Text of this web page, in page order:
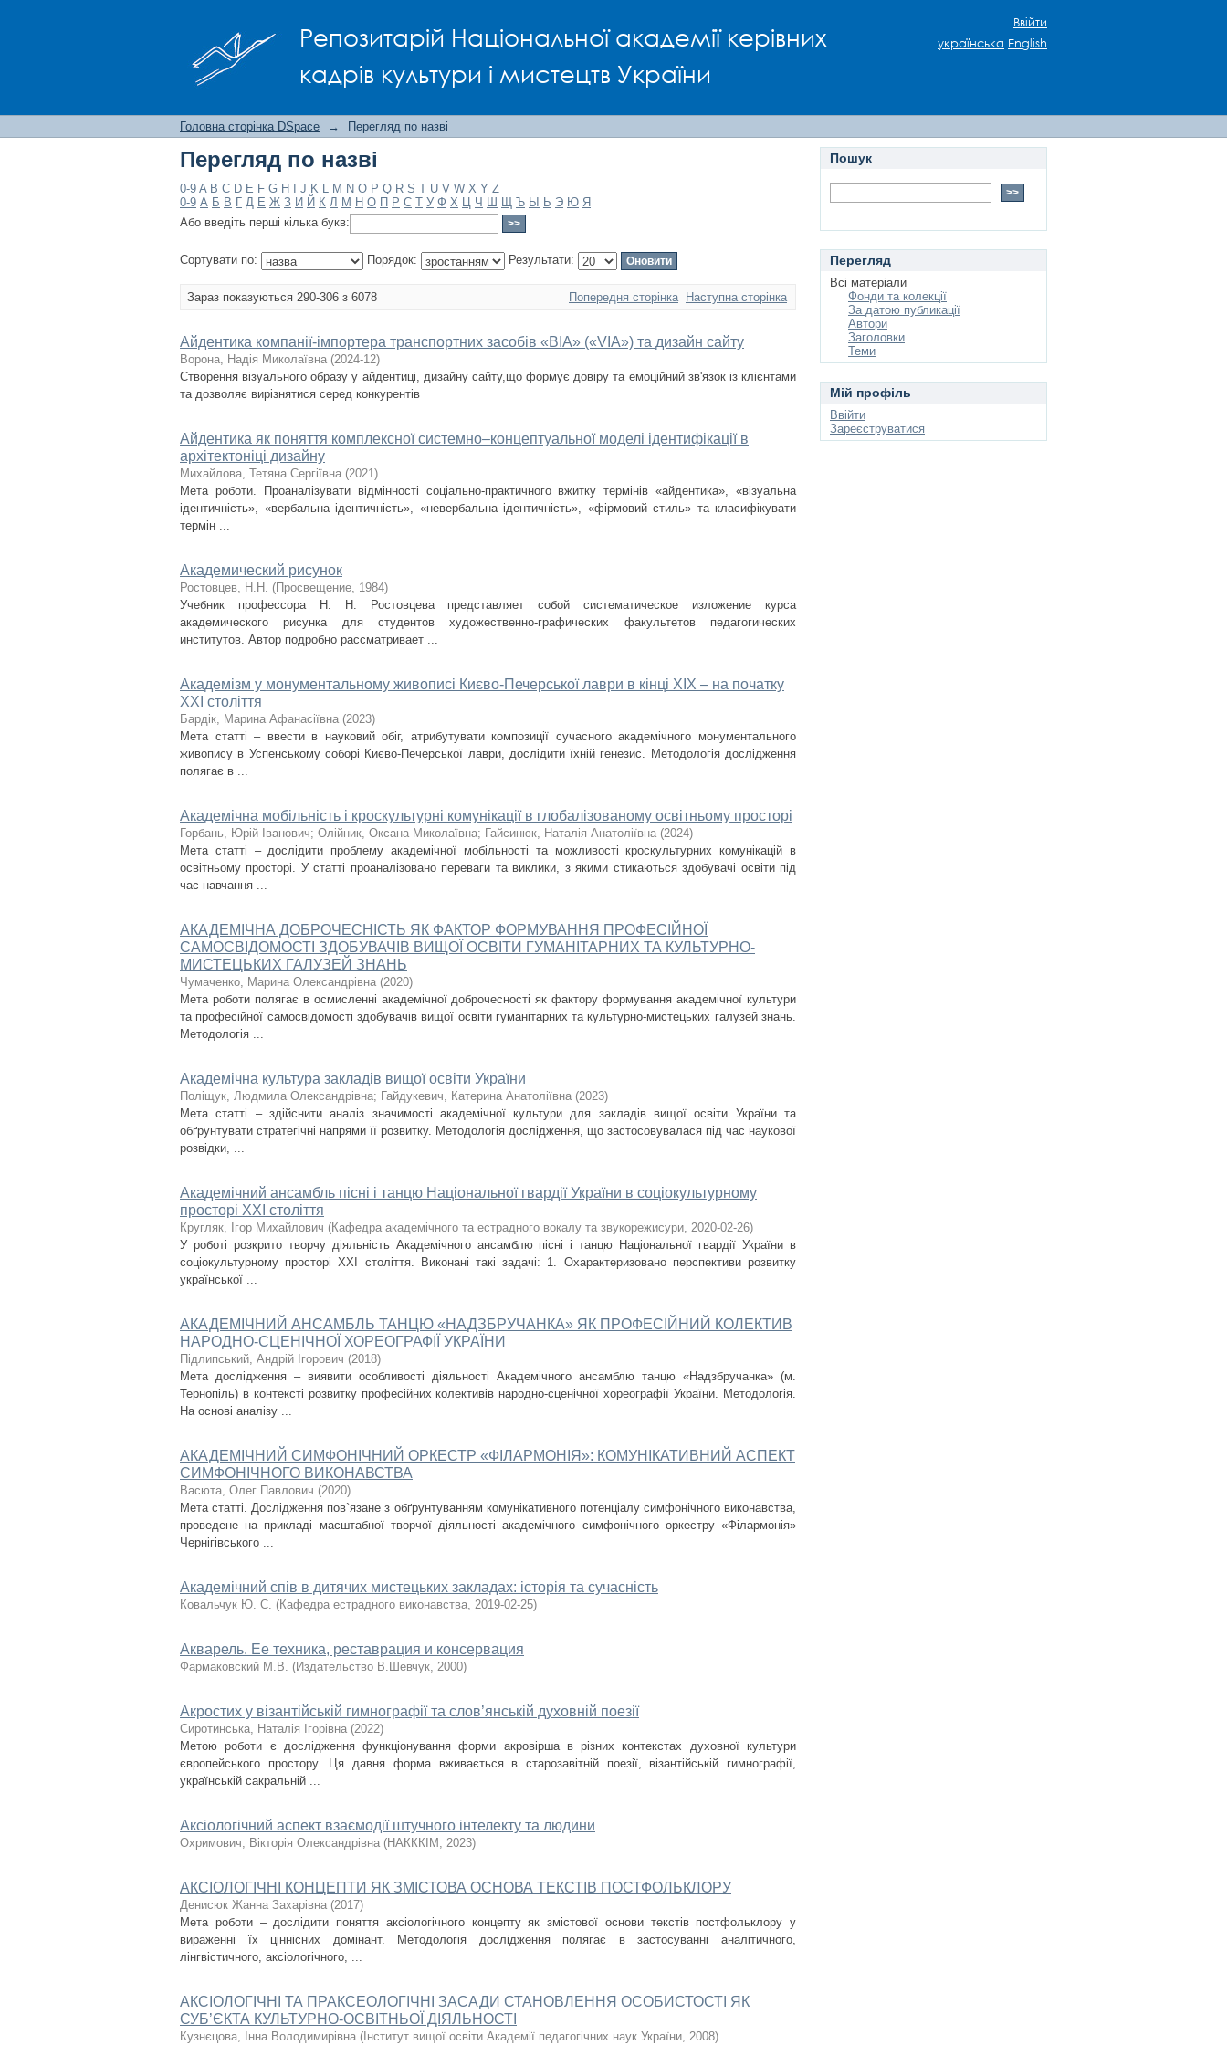
Репозитарій Національної академії керівних
кадрів культури і мистецтв України
Ввійти
українська English
Головна сторінка DSpace → Перегляд по назві
Перегляд по назві
0-9 A B C D E F G H J K L M N O P Q R S T U V W X Y Z
0-9 А Б В Г Д Е Ж З И Й К Л М Н О П Р С Т У Ф Х Ц Ч Ш Щ Ъ Ы Ь Э Ю Я
Або введіть перші кілька букв:
Сортувати по: Порядок: Результати:
Зараз показуються 290-306 з 6078 Попередня сторінка Наступна сторінка
Айдентика компанії-імпортера транспортних засобів «ВІА» («VIA») та дизайн сайту
Ворона, Надія Миколаївна (2024-12)
Створення візуального образу у айдентиці, дизайну сайту,що формує довіру та емоційний зв'язок із клієнтами
та дозволяє вирізнятися серед конкурентів
Айдентика як поняття комплексної системно–концептуальної моделі ідентифікації в
архітектоніці дизайну
Михайлова, Тетяна Сергіївна (2021)
Мета роботи. Проаналізувати відмінності соціально-практичного вжитку термінів «айдентика», «візуальна
ідентичність», «вербальна ідентичність», «невербальна ідентичність», «фірмовий стиль» та класифікувати
термін ...
Академический рисунок
Ростовцев, Н.Н. (Просвещение, 1984)
Учебник профессора Н. Н. Ростовцева представляет собой систематическое изложение курса
академического рисунка для студентов художественно-графических факультетов педагогических
институтов. Автор подробно рассматривает ...
Академізм у монументальному живописі Києво-Печерської лаври в кінці ХІХ – на початку
ХХІ століття
Бардік, Марина Афанасіївна (2023)
Мета статті – ввести в науковий обіг, атрибутувати композиції сучасного академічного монументального
живопису в Успенському соборі Києво-Печерської лаври, дослідити їхній генезис. Методологія дослідження
полягає в ...
Академічна мобільність і кроскультурні комунікації в глобалізованому освітньому просторі
Горбань, Юрій Іванович; Олійник, Оксана Миколаївна; Гайсинюк, Наталія Анатоліївна (2024)
Мета статті – дослідити проблему академічної мобільності та можливості кроскультурних комунікацій в
освітньому просторі. У статті проаналізовано переваги та виклики, з якими стикаються здобувачі освіти під
час навчання ...
АКАДЕМІЧНА ДОБРОЧЕСНІСТЬ ЯК ФАКТОР ФОРМУВАННЯ ПРОФЕСІЙНОЇ
САМОСВІДОМОСТІ ЗДОБУВАЧІВ ВИЩОЇ ОСВІТИ ГУМАНІТАРНИХ ТА КУЛЬТУРНО-
МИСТЕЦЬКИХ ГАЛУЗЕЙ ЗНАНЬ
Чумаченко, Марина Олександрівна (2020)
Мета роботи полягає в осмисленні академічної доброчесності як фактору формування академічної культури
та професійної самосвідомості здобувачів вищої освіти гуманітарних та культурно-мистецьких галузей знань.
Методологія ...
Академічна культура закладів вищої освіти України
Поліщук, Людмила Олександрівна; Гайдукевич, Катерина Анатоліївна (2023)
Мета статті – здійснити аналіз значимості академічної культури для закладів вищої освіти України та
обґрунтувати стратегічні напрями її розвитку. Методологія дослідження, що застосовувалася під час наукової
розвідки, ...
Академічний ансамбль пісні і танцю Національної гвардії України в соціокультурному
просторі ХХІ століття
Кругляк, Ігор Михайлович (Кафедра академічного та естрадного вокалу та звукорежисури, 2020-02-26)
У роботі розкрито творчу діяльність Академічного ансамблю пісні і танцю Національної гвардії України в
соціокультурному просторі ХХІ століття. Виконані такі задачі: 1. Охарактеризовано перспективи розвитку
української ...
АКАДЕМІЧНИЙ АНСАМБЛЬ ТАНЦЮ «НАДЗБРУЧАНКА» ЯК ПРОФЕСІЙНИЙ КОЛЕКТИВ
НАРОДНО-СЦЕНІЧНОЇ ХОРЕОГРАФІЇ УКРАЇНИ
Підлипський, Андрій Ігорович (2018)
Мета дослідження – виявити особливості діяльності Академічного ансамблю танцю «Надзбручанка» (м.
Тернопіль) в контексті розвитку професійних колективів народно-сценічної хореографії України. Методологія.
На основі аналізу ...
АКАДЕМІЧНИЙ СИМФОНІЧНИЙ ОРКЕСТР «ФІЛАРМОНІЯ»: КОМУНІКАТИВНИЙ АСПЕКТ
СИМФОНІЧНОГО ВИКОНАВСТВА
Васюта, Олег Павлович (2020)
Мета статті. Дослідження пов`язане з обґрунтуванням комунікативного потенціалу симфонічного виконавства,
проведене на прикладі масштабної творчої діяльності академічного симфонічного оркестру «Філармонія»
Чернігівського ...
Академічний спів в дитячих мистецьких закладах: історія та сучасність
Ковальчук Ю. С. (Кафедра естрадного виконавства, 2019-02-25)
Акварель. Ее техника, реставрация и консервация
Фармаковский М.В. (Издательство В.Шевчук, 2000)
Акростих у візантійській гимнографії та слов’янській духовній поезії
Сиротинська, Наталія Ігорівна (2022)
Метою роботи є дослідження функціонування форми акровірша в різних контекстах духовної культури
європейського простору. Ця давня форма вживається в старозавітній поезії, візантійській гимнографії,
українській сакральній ...
Аксіологічний аспект взаємодії штучного інтелекту та людини
Охримович, Вікторія Олександрівна (НАКККІМ , 2023)
АКСІОЛОГІЧНІ КОНЦЕПТИ ЯК ЗМІСТОВА ОСНОВА ТЕКСТІВ ПОСТФОЛЬКЛОРУ
Денисюк Жанна Захарівна (2017)
Мета роботи – дослідити поняття аксіологічного концепту як змістової основи текстів постфольклору у
вираженні їх ціннісних домінант. Методологія дослідження полягає в застосуванні аналітичного,
лінгвістичного, аксіологічного, ...
АКСІОЛОГІЧНІ ТА ПРАКСЕОЛОГІЧНІ ЗАСАДИ СТАНОВЛЕННЯ ОСОБИСТОСТІ ЯК
СУБ’ЄКТА КУЛЬТУРНО-ОСВІТНЬОЇ ДІЯЛЬНОСТІ
Кузнєцова, Інна Володимирівна ( Інститут вищої освіти Академії педагогічних наук України, 2008)
Пошук
Перегляд
Всі матеріали
Фонди та колекції
За датою публикації
Автори
Заголовки
Теми
Мій профіль
Ввійти
Зареєструватися